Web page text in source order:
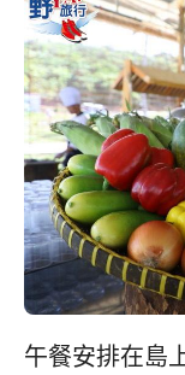
午餐安排在島